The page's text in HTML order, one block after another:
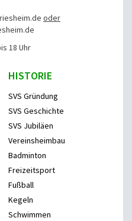
oder
18 Uhr
HISTORIE
SVS Gründung
SVS Geschichte
SVS Jubiläen
Vereinsheimbau
Badminton
Freizeitsport
Fußball
Kegeln
Schwimmen